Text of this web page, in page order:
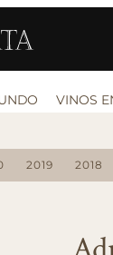
VINOS
2019 2018